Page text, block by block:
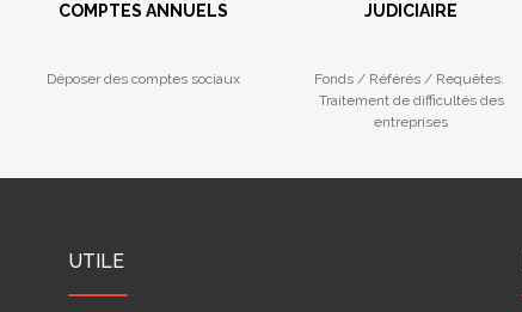
COMPTES ANNUELS
Déposer des comptes sociaux
JUDICIAIRE
Fonds / Référés / Requêtes.
Traitement de difficultés des
entreprises
UTILE